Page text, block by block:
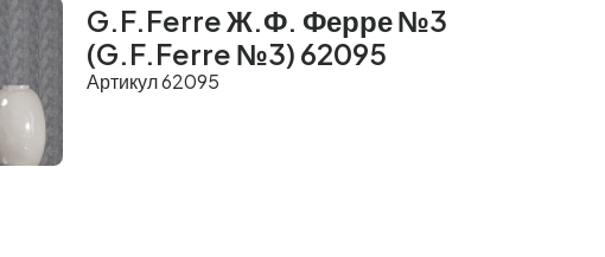
G.F.Ferre Ж.Ф. Ферре №3
(G.F.Ferre №3) 62095
Артикул 62095